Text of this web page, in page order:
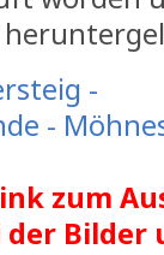
zum
der